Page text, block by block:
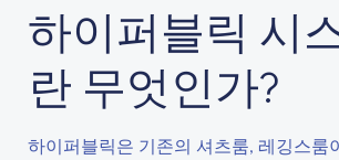
하이퍼블릭 시
란 무엇인가?
하이퍼블릭은 기존의 셔츠룸, 레깅스룸